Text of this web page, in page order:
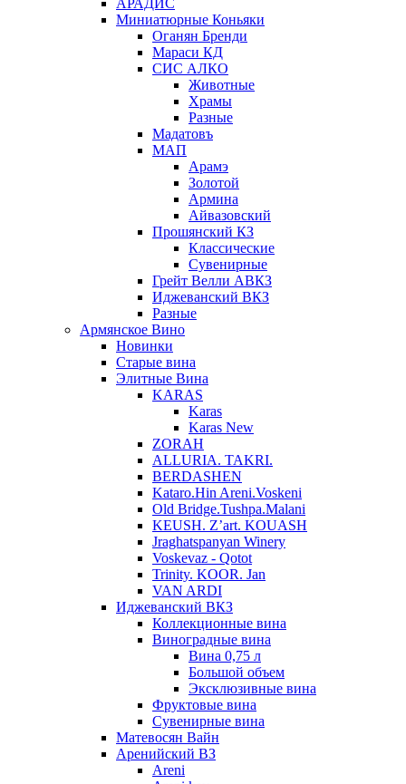
АРАДИС
Миниатюрные Коньяки
Оганян Бренди
Мараси КД
СИС АЛКО
Животные
Храмы
Разные
Мадатовъ
МАП
Арамэ
Золотой
Армина
Айвазовский
Прошянский КЗ
Классические
Сувенирные
Грейт Велли АВКЗ
Иджеванский ВКЗ
Разные
Армянское Вино
Новинки
Старые вина
Элитные Вина
KARAS
Karas
Karas New
ZORAH
ALLURIA. TAKRI.
BERDASHEN
Kataro.Hin Areni.Voskeni
Old Bridge.Tushpa.Malani
KEUSH. Z’art. KOUASH
Jraghatspanyan Winery
Voskevaz - Qotot
Trinity. KOOR. Jan
VAN ARDI
Иджеванский ВКЗ
Коллекционные вина
Виноградные вина
Вина 0,75 л
Большой объем
Эксклюзивные вина
Фруктовые вина
Cувенирные вина
Матевосян Вайн
Аренийский ВЗ
Areni